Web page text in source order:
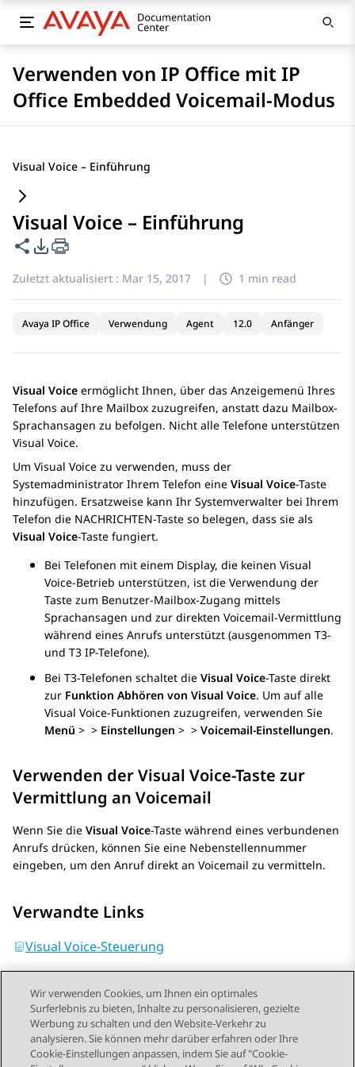
Verwenden von IP Office mit IP
Office Embedded Voicemail-Modus
Visual Voice – Einführung
Visual Voice – Einführung
Diese Seite teilen
PDF-Exportoptionen
Zuletzt aktualisiert : Mar 15, 2017 | 1 min read
Avaya IP Office Verwendung Agent 12.0 Anfänger
Visual Voice ermöglicht Ihnen, über das Anzeigemenü Ihres
Telefons auf Ihre Mailbox zuzugreifen, anstatt dazu Mailbox-
Sprachansagen zu befolgen. Nicht alle Telefone unterstützen
Visual Voice.
Um Visual Voice zu verwenden, muss der
Systemadministrator Ihrem Telefon eine Visual Voice-Taste
hinzufügen. Ersatzweise kann Ihr Systemverwalter bei Ihrem
Telefon die NACHRICHTEN-Taste so belegen, dass sie als
Visual Voice-Taste fungiert.
Bei Telefonen mit einem Display, die keinen Visual
Voice-Betrieb unterstützen, ist die Verwendung der
Taste zum Benutzer-Mailbox-Zugang mittels
Sprachansagen und zur direkten Voicemail-Vermittlung
während eines Anrufs unterstützt (ausgenommen T3-
und T3 IP-Telefone).
Bei T3-Telefonen schaltet die Visual Voice-Taste direkt
zur Funktion Abhören von Visual Voice. Um auf alle
Visual Voice-Funktionen zuzugreifen, verwenden Sie
Menü > > Einstellungen > > Voicemail-Einstellungen.
Verwenden der Visual Voice-Taste zur
Vermittlung an Voicemail
Wenn Sie die Visual Voice-Taste während eines verbundenen
Anrufs drücken, können Sie eine Nebenstellennummer
eingeben, um den Anruf direkt an Voicemail zu vermitteln.
Verwandte Links
Visual Voice-Steuerung
Send Feedback
Wir verwenden Cookies, um Ihnen ein optimales
Surferlebnis zu bieten, Inhalte zu personalisieren, gezielte
Werbung zu schalten und den Website-Verkehr zu
analysieren. Sie können mehr darüber erfahren oder Ihre
Cookie-Einstellungen anpassen, indem Sie auf "Cookie-